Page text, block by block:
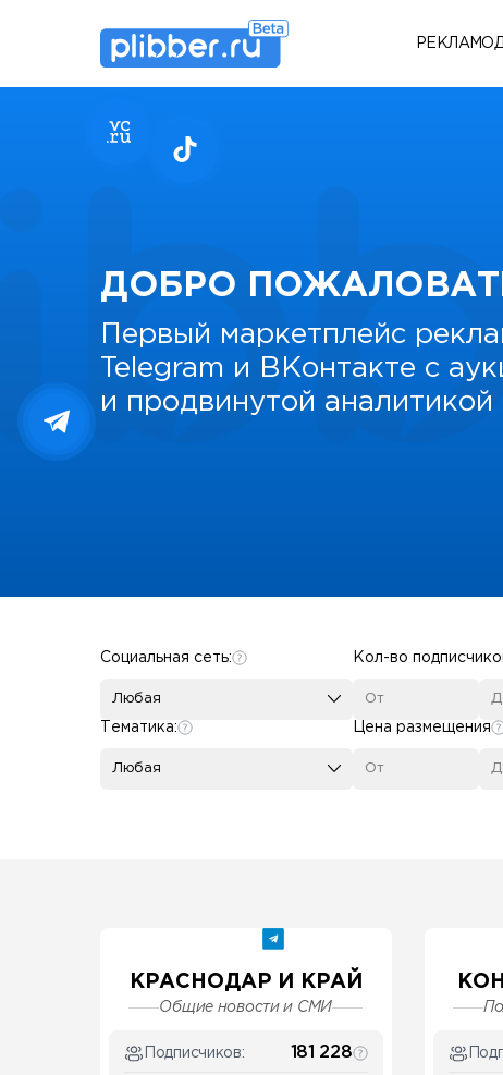
ДОБРО
Первый маркетплейс
Telegram и ВКонтакте с
и продвинутой аналитикой
Тематика:
Любая
Социальная сеть:
Любая
Кол-во
Цена размещения
КРАСНОДАР И КРАЙ
Общие новости и СМИ
Подписчиков: 181 228